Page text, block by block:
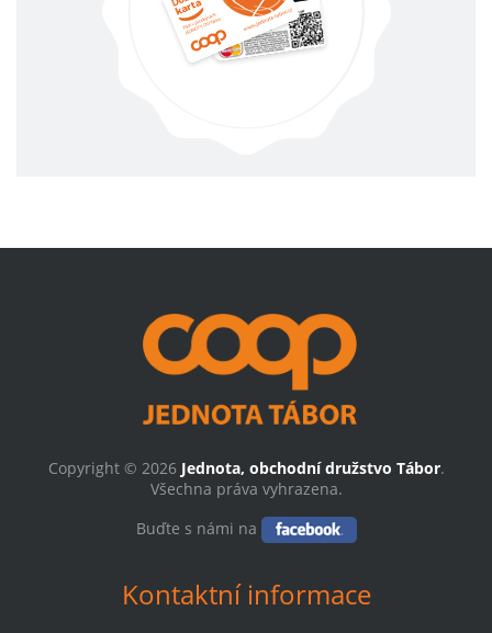
Copyright © 2026 Jednota, obchodní družstvo Tábor.
Všechna práva vyhrazena.
Buďte s námi na
Kontaktní informace